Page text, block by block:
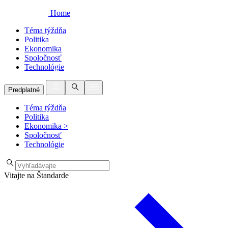
Home
Téma týždňa
Politika
Ekonomika
Spoločnosť
Technológie
Predplatné
Téma týždňa
Politika
Ekonomika >
Spoločnosť
Technológie
Vitajte na Štandarde